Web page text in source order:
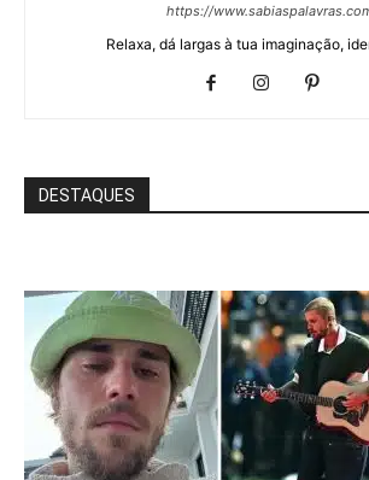
https://
Relaxa, dá largas à tua imaginação,
DESTAQUES